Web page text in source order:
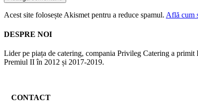
Acest site folosește Akismet pentru a reduce spamul. Află cum
DESPRE NOI
Lider pe piața de catering, compania Privileg Catering a
Premiul II în 2012 și 2017-2019.
CONTACT